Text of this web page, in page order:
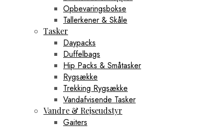
Opbevaringsbokse
Tallerkener & Skåle
Tasker
Daypacks
Duffelbags
Hip Packs & Småtasker
Rygsække
Trekking Rygsække
Vandafvisende Tasker
Vandre & Rejseudstyr
Gaiters